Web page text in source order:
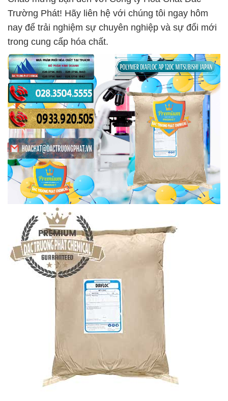
Trường Phát! Hãy liên hệ với chúng tôi ngay hôm
nay để trải nghiệm sự chuyên nghiệp và sự đổi mới
trong cung cấp hóa chất.